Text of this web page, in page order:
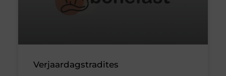
Verjaardagstradites